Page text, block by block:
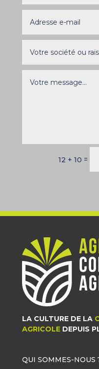
12 + 10 =
LA CULTURE DE LA
AGRICOLEDEPUIS
QUI SOMMES-NOUS